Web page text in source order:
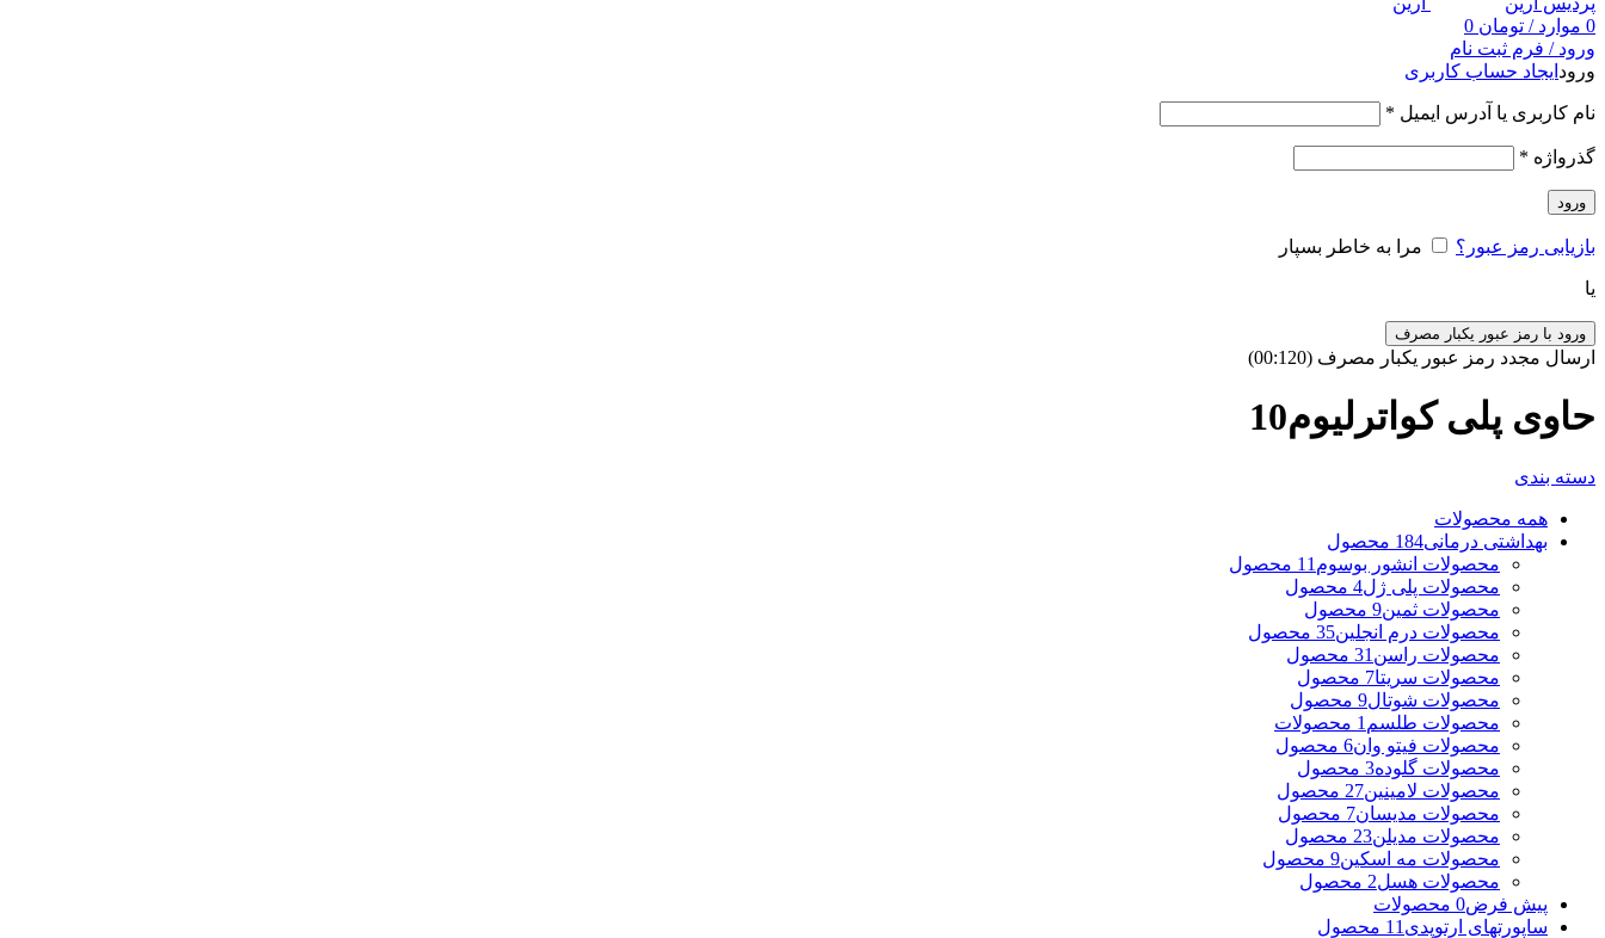
0 موارد / تومان
ورود / فرم ثبت نام
ورود ایجاد حساب کاربری
نام کاربری یا آدرس ایمیل *
گذرواژه *
ورود
بازیابی رمز عبور؟ مرا به خاطر بسپار
یا
ورود با رمز عبور یکبار مصرف
ارسال مجدد رمز عبور یکبار مصرف (00:
120
)
حاوی پلی کواترلیوم10
دسته بندی
همه محصولات
بهداشتی درمانی184 محصول
محصولات انشور بوسوم 11 محصول
محصولات پلی ژل4 محصول
محصولات ثمین9 محصول
محصولات درم انجلین35 محصول
محصولات راسن 31 محصول
محصولات سریتا7 محصول
محصولات شوتال9 محصول
محصولات طلسم 1 محصولات
محصولات فیتو وان6 محصول
محصولات گلوده3 محصول
محصولات لامینین27 محصول
محصولات مدیسان7 محصول
محصولات مدیلن23 محصول
محصولات مه اسکین9 محصول
محصولات هسل2 محصول
پیش فرض0 محصولات
ساپورتهای ارتوپدی 11 محصول